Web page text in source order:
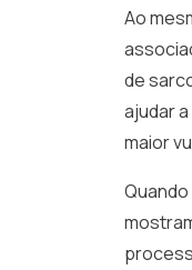
Ao
de
ajudar
maior